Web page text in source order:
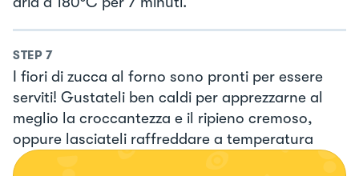
STEP 7
I fiori di zucca al forno sono pronti per essere
serviti! Gustateli ben caldi per apprezzarne al
meglio la croccantezza e il ripieno cremoso,
oppure lasciateli raffreddare a temperatura